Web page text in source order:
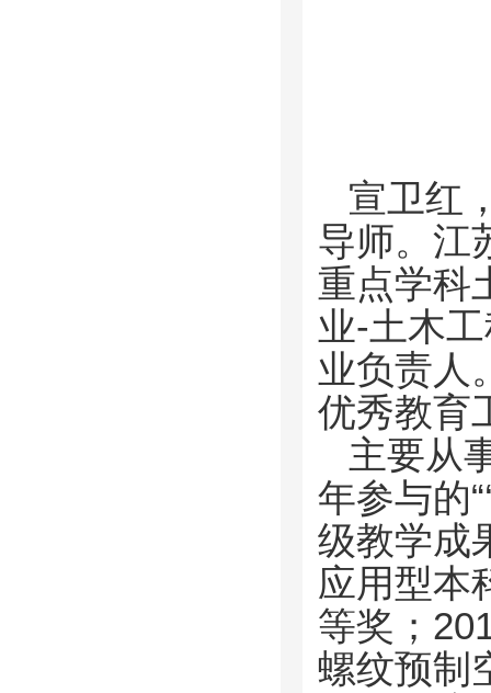
宣卫红
导师。江
重点学科
业-土木
业负责人
优秀教育
主要从
年参与的
级教学成
应用型本
等奖；
螺纹预制